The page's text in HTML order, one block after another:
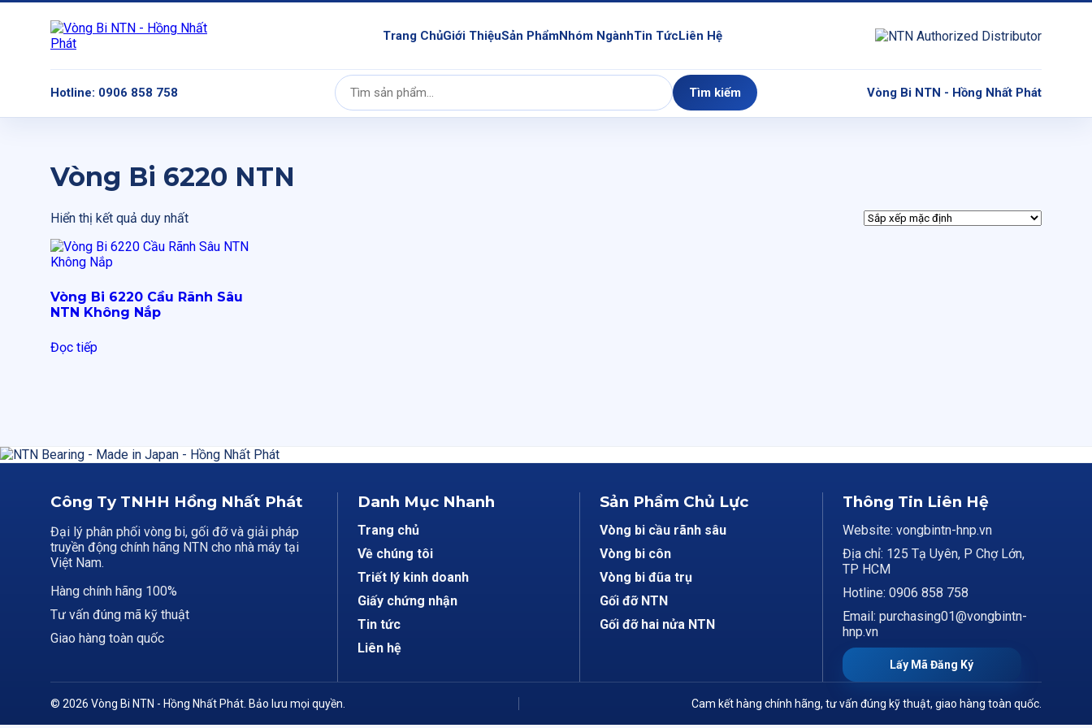
Trang ChủGiới ThiệuSản PhẩmNhóm NgànhTin TứcLiên Hệ
Hotline: 0906 858 758
Tìm
kiếm:
Tìm kiếm Vòng Bi NTN - Hồng Nhất Phát
Vòng Bi 6220 NTN
Hiển thị kết quả duy nhất
Vòng Bi 6220 Cầu Rãnh Sâu
NTN Không Nắp
Đọc tiếp
Công Ty TNHH Hồng Nhất Phát
Đại lý phân phối vòng bi, gối đỡ và giải pháp
truyền động chính hãng NTN cho nhà máy tại
Việt Nam.
Hàng chính hãng 100%
Tư vấn đúng mã kỹ thuật
Giao hàng toàn quốc
Danh Mục Nhanh
Trang chủ
Về chúng tôi
Triết lý kinh doanh
Giấy chứng nhận
Tin tức
Liên hệ
Sản Phẩm Chủ Lực
Vòng bi cầu rãnh sâu
Vòng bi côn
Vòng bi đũa trụ
Gối đỡ NTN
Gối đỡ hai nửa NTN
Thông Tin Liên Hệ
Website: vongbintn-hnp.vn
Địa chỉ: 125 Tạ Uyên, P Chợ Lớn,
TP HCM
Hotline: 0906 858 758
Email: purchasing01@vongbintn-
hnp.vn
Lấy Mã Đăng Ký
© 2026 Vòng Bi NTN - Hồng Nhất Phát. Bảo lưu mọi quyền. Cam kết hàng chính hãng, tư vấn đúng kỹ thuật, giao hàng toàn quốc.